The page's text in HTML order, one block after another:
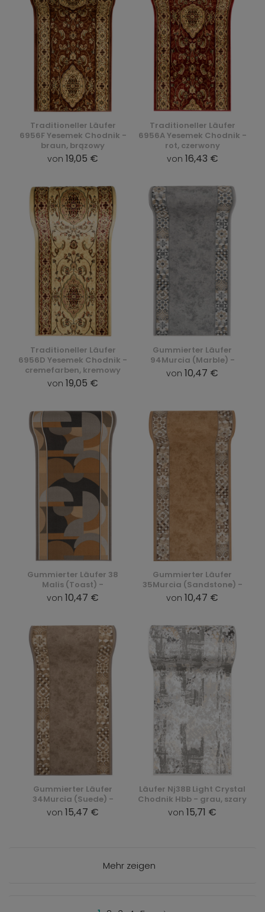
Traditioneller Läufer
6956F Yesemek Chodnik -
braun, brązowy
von 19,05 €
Traditioneller Läufer
6956A Yesemek Chodnik -
rot, czerwony
von 16,43 €
Traditioneller Läufer
6956D Yesemek Chodnik -
cremefarben, kremowy
von 19,05 €
Gummierter Läufer
94Murcia (Marble) -
von 10,47 €
Gummierter Läufer 38
Malis (Toast) -
von 10,47 €
Gummierter Läufer
35Murcia (Sandstone) -
von 10,47 €
Gummierter Läufer
34Murcia (Suede) -
von 15,47 €
Läufer Nj38B Light Crystal
Chodnik Hbb - grau, szary
von 15,71 €
Mehr zeigen